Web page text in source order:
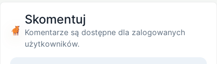
Skomentuj
Komentarze są dostępne dla zalogowanych
użytkowników.